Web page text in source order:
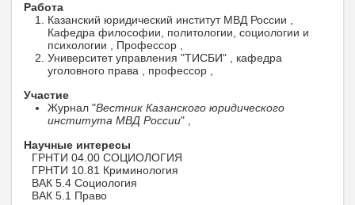
Работа
Казанский юридический институт МВД России ,
Кафедра философии, политологии, социологии и
психологии , Профессор ,
Университет управления "ТИСБИ" , кафедра
уголовного права , профессор ,
Участие
Журнал "Вестник Казанского юридического
института МВД России" ,
Научные интересы
ГРНТИ 04.00 СОЦИОЛОГИЯ
ГРНТИ 10.81 Криминология
ВАК 5.4 Социология
ВАК 5.1 Право